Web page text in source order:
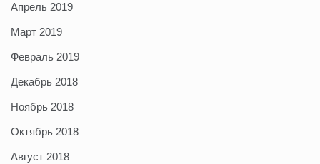
Апрель 2019
Март 2019
Февраль 2019
Декабрь 2018
Ноябрь 2018
Октябрь 2018
Август 2018